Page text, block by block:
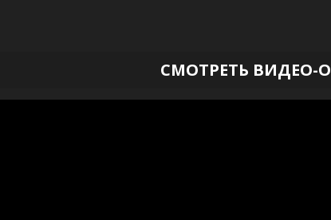
СМОТРЕТЬ ВИДЕО-